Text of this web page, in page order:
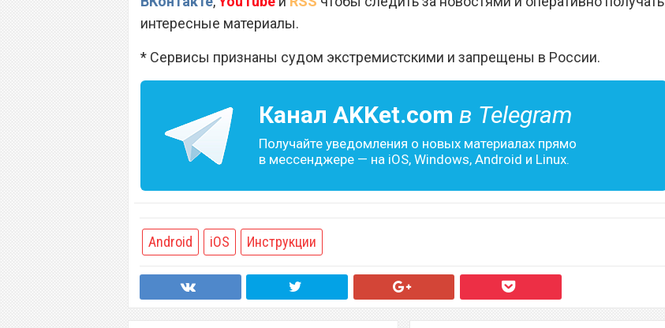
интересные материалы.
* Сервисы признаны судом экстремистскими и запрещены в России.
Канал AKKet.com в Telegram
Получайте уведомления о новых материалах прямо
в мессенджере — на iOS, Windows, Android и Linux.
Android iOS Инструкции